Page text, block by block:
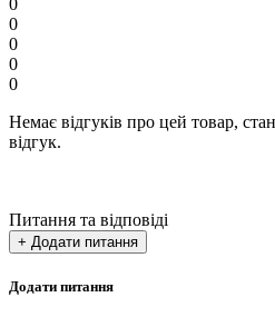
0
0
0
0
0
Немає відгуків про цей товар,
відгук.
Питання та відповіді
+ Додати питання
Додати питання